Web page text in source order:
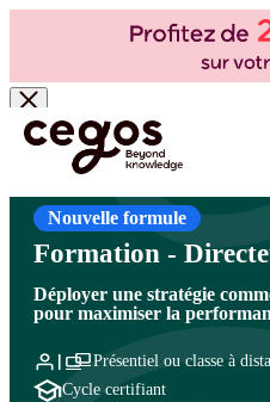
Skip to main content
Vous êtes ici : Accueil >Cegos, organisme
>Management commercial
Nouvelle formule
Formation -
Déployer une stratégie
pour maximiser la
Présentiel ou classe à
Cycle certifiant